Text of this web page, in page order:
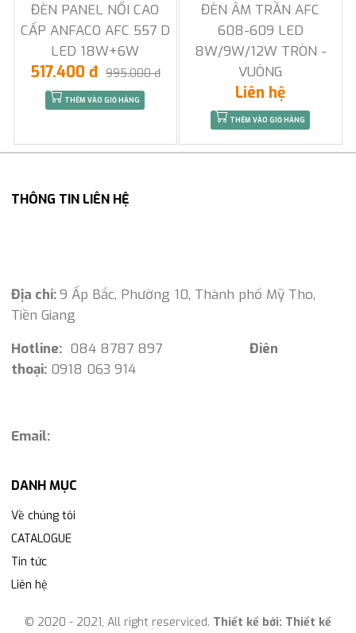
ĐÈN PANEL NỔI CAO
CẤP ANFACO AFC 557 D
LED 18W+6W
517.400 đ 995.000 đ
THÊM VÀO GIỎ HÀNG
ĐÈN ÂM TRẦN AFC
608-609 LED
8W/9W/12W TRÒN -
VUÔNG
Liên hệ
THÊM VÀO GIỎ HÀNG
THÔNG TIN LIÊN HỆ
Địa chỉ:9 Ấp Bắc, Phường 10, Thành phố Mỹ Tho,
Tiền Giang
Hotline: 084 8787 897 Điên
thoại: 0918 063 914
Email:
DANH MỤC
Về chúng tôi
CATALOGUE
Tin tức
Liên hệ
© 2020 - 2021, All right reserviced. Thiết kế bởi: Thiết kế